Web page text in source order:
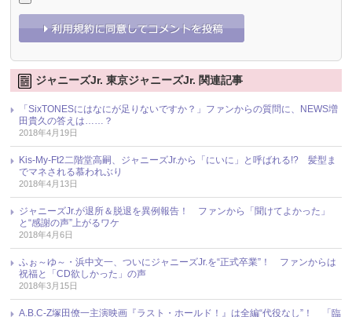
ジャニーズJr. 東京ジャニーズJr. 関連記事
「SixTONESにはなにが足りないですか？」ファンからの質問に、NEWS増
田貴久の答えは……？
2018年4月19日
Kis-My-Ft2二階堂高嗣、ジャニーズJr.から「にいに」と呼ばれる!? 髪型ま
でマネされる慕われぶり
2018年4月13日
ジャニーズJr.が退所＆脱退を異例報告！ ファンから「聞けてよかった」
と“感謝の声”上がるワケ
2018年4月6日
ふぉ～ゆ～・浜中文一、ついにジャニーズJr.を“正式卒業”！ ファンからは
祝福と「CD欲しかった」の声
2018年3月15日
A.B.C-Z塚田僚一主演映画『ラスト・ホールド！』は全編“代役なし”！ 「臨